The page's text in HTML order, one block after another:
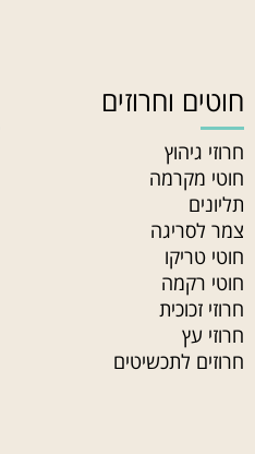
חוטים וחרוזים
חרוזי גיהוץ
חוטי מקרמה
תליונים
צמר לסריגה
חוטי טריקו
חוטי רקמה
חרוזי זכוכית
חרוזי עץ
חרוזים לתכשיטים